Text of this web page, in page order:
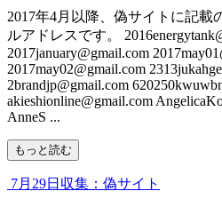
2017年4月以降、偽サイトに記載
ルアドレスです。
2017january@gmail.com
2017may02@gmail.com
2brandjp@gmail.com
akieshionline@gmail.com
AnneS ...
もっと読む
7月29日収集：偽サイト